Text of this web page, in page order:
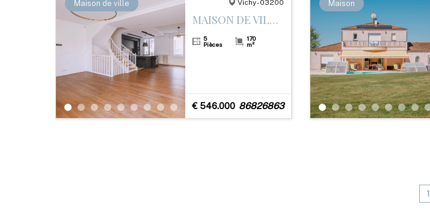
Maison de ville Vichy - 03200
MAISON DE VILLE RÉNOVÉE AVEC GARAGE ET 3 TERRASSES – CENTRE DE VICHY
5
Pièces
170
m²
€ 546.000 86826863
Maison
1